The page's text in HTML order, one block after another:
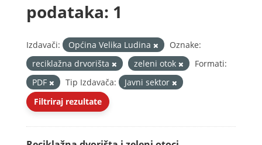
podataka: 1
Izdavači: Općina Velika Ludina
Oznake:
reciklažna drvorišta
zeleni otok
Formati:
PDF
Tip Izdavača:
Javni sektor
Filtriraj rezultate